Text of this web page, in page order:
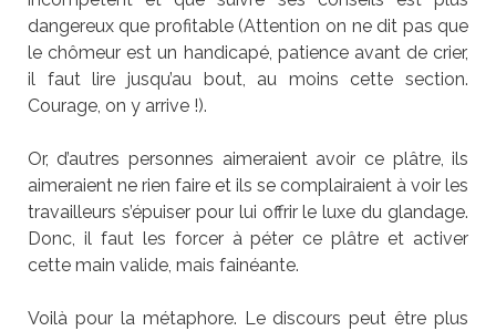
dangereux que profitable (Attention on ne dit pas que
le chômeur est un handicapé, patience avant de crier,
il faut lire jusqu’au bout, au moins cette section.
Courage, on y arrive !).
Or, d’autres personnes aimeraient avoir ce plâtre, ils
aimeraient ne rien faire et ils se complairaient à voir les
travailleurs s’épuiser pour lui offrir le luxe du glandage.
Donc, il faut les forcer à péter ce plâtre et activer
cette main valide, mais fainéante.
Voilà pour la métaphore. Le discours peut être plus